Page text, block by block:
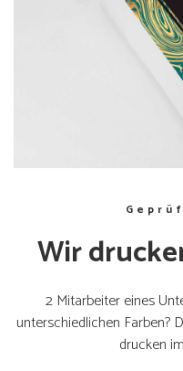
Wir
2 Mitarbeiter eines
unterschiedlichen Farben?
drucken